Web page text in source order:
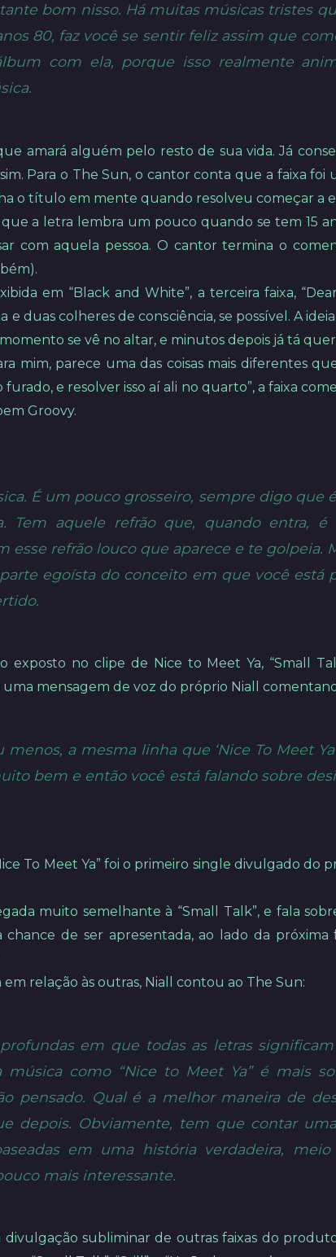
bom nisso. Há muitas músicas tristes
80, faz você se sentir feliz assim que
com ela, porque isso realmente
amará alguém pelo resto de sua vida. Já
Para o The Sun, o cantor conta que a faixa
o título em mente quando resolveu começar a
a letra lembra um pouco quando se tem 15
com aquela pessoa. O cantor termina o
em “Black and White”, a terceira faixa,
duas colheres de consciência, se possível. A
se vê no altar, e minutos depois já tá
mim, parece uma das coisas mais diferentes
e resolver isso aí ali no quarto”, a faixa
Groovy.
É um pouco grosseiro, sempre digo que
Tem aquele refrão que, quando entra,
refrão louco que aparece e te golpeia.
parte egoísta do conceito em que você
exposto no clipe de Nice to Meet Ya, “Small
uma mensagem de voz do próprio Niall
a mesma linha que ‘Nice To Meet
bem e então você está falando sobre
To Meet Ya” foi o primeiro single divulgado
muito semelhante à “Small Talk”, e fala
de ser apresentada, ao lado da
relação às outras, Niall contou ao The Sun:
em que todas as letras
música como “Nice to Meet Ya” é mais
pensado. Qual é a melhor maneira de
depois. Obviamente, tem que contar
em uma história verdadeira,
mais interessante.
subliminar de outras faixas do